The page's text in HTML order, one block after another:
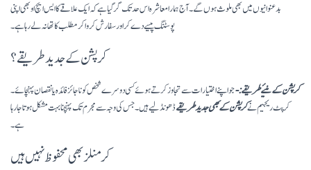
بدعنوانیوں میں بھی ملوث ہوں گے۔ آج ہمارا معاشرہ اس حد تک گرگیا ہے کہ ایک علاقے کا ایس ایچ او بھی اپنی
پوسٹنگ پیسے دے کر اور سفارش کروا کر مطلب کا تھانہ لے رہا ہے۔
کرپشن کے جدید طریقے؟
کرپشن کے نئیے طریقے:-جو اپنے اختیارات سے تجاوز کرتے ہوئے کسی دوسرے شخص کو ناجائز فائدہ یا نقصان پہنچائے۔
کرپٹ ریجیم نےکرپشن کے بھی جدید طریقےڈھونڈ لیے ہیں۔ جس کی وجہ سے مجرم تک پہنچنا بہت مشکل ہوتا جارہا
ہے۔
کرمنلز بھی محفوظ نہیں ہیں